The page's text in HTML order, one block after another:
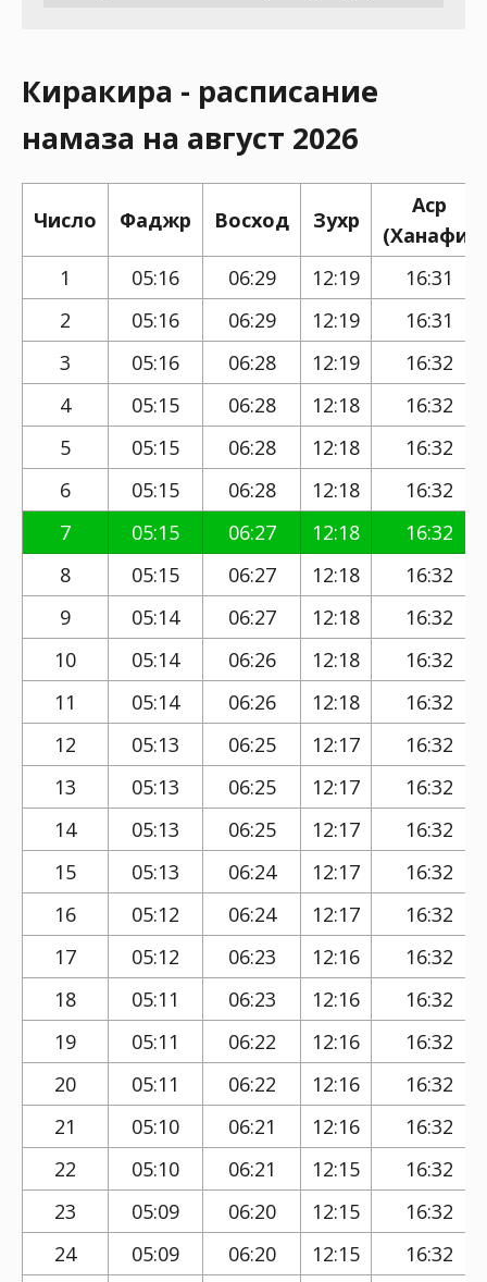
Киракира - расписание
намаза на август 2026
Число Фаджр Восход Зухр
Аср
(Ханафи)
1
05:16 06:29 12:19
16:31
2
05:16 06:29 12:19
16:31
3
05:16 06:28 12:19
16:32
4
05:15 06:28 12:18
16:32
5
05:15 06:28 12:18
16:32
6
05:15 06:28 12:18
16:32
7
05:15 06:27 12:18
16:32
8
05:15 06:27 12:18
16:32
9
05:14 06:27 12:18
16:32
10
05:14 06:26 12:18
16:32
11
05:14 06:26 12:18
16:32
12
05:13 06:25 12:17
16:32
13
05:13 06:25 12:17
16:32
14
05:13 06:25 12:17
16:32
15
05:13 06:24 12:17
16:32
16
05:12 06:24 12:17
16:32
17
05:12 06:23 12:16
16:32
18
05:11 06:23 12:16
16:32
19
05:11 06:22 12:16
16:32
20
05:11 06:22 12:16
16:32
21
05:10 06:21 12:16
16:32
22
05:10 06:21 12:15
16:32
23
05:09 06:20 12:15
16:32
24
05:09 06:20 12:15 16:32